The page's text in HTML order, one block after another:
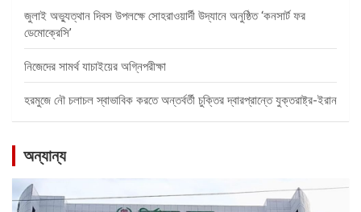
জুলাই অভ্যুত্থান দিবস উপলক্ষে সোহরাওয়ার্দী উদ্যানে অনুষ্ঠিত ‘কনসার্ট ফর
ডেমোক্রেসি’
নিজেদের সামর্থ যাচাইয়ের অগ্নিপরীক্ষা
হরমুজে নৌ চলাচল স্বাভাবিক করতে অন্তর্বর্তী চুক্তির দ্বারপ্রান্তে যুক্তরাষ্ট্র-ইরান
অন্যান্য